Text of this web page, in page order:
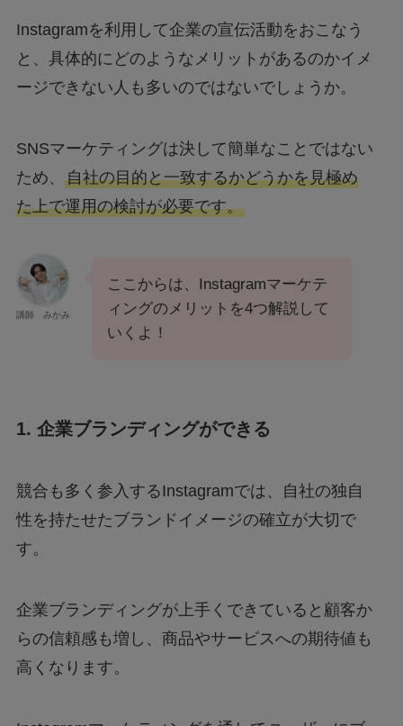
Instagramを利用して企業の宣伝活動をおこなう
と、具体的にどのようなメリットがあるのかイメ
ージできない人も多いのではないでしょうか。
SNSマーケティングは決して簡単なことではない
ため、 自社の目的と一致するかどうかを見極め
た上で運用の検討が必要です。
講師 みかみ
ここからは、Instagramマーケテ
ィングのメリットを4つ解説して
いくよ！
1. 企業ブランディングができる
競合も多く参入するInstagramでは、自社の独自
性を持たせたブランドイメージの確立が大切で
す。
企業ブランディングが上手くできていると顧客か
らの信頼感も増し、商品やサービスへの期待値も
高くなります。